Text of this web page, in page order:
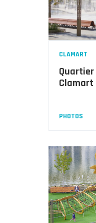
CLAMART
Clamart
PHOTOS